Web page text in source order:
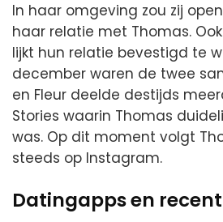
In haar omgeving zou zij
haar relatie met Thomas.
lijkt hun relatie bevestigd te
december waren de twee
en Fleur deelde destijds
Stories waarin Thomas
was. Op dit moment volgt
steeds op Instagram.
Datingapps en